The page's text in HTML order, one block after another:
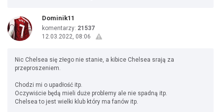
Dominik11
komentarzy: 21537
12.03.2022, 08:06
Nic Chelsea się złego nie stanie, a kibice Chelsea srają za
przeproszeniem.
Chodzi mi o upadłość itp.
Oczywiście będą mieli duże problemy ale nie spadną itp.
Chelsea to jest wielki klub który ma fanów itp.